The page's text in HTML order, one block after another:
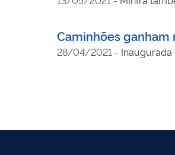
Caminhões ganham
28/04/2021 - Inaugurada